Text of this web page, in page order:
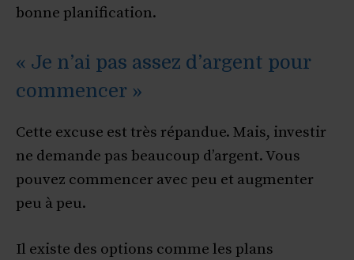
bonne planification.
« Je n’ai pas assez d’argent pour
commencer »
Cette excuse est très répandue. Mais, investir
ne demande pas beaucoup d’argent. Vous
pouvez commencer avec peu et augmenter
peu à peu.
Il existe des options comme les plans